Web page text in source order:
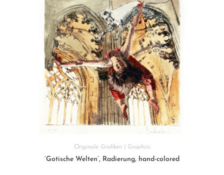
Originale Grafiken | Graphics
‘Gotische Welten’, Radierung, hand-colored